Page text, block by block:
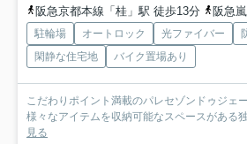
阪急京都本線「桂」駅 徒歩13分
阪急嵐
駐輪場 オートロック 光ファイバー
閑静な住宅地
バイク置場あり
こだわりポイント満載のパレセゾンドゥジェ
様々なアイテムを収納可能なスペースがある
見る